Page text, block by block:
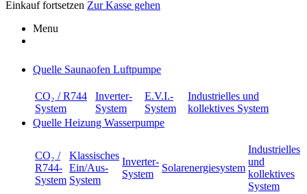
Einkauf fortsetzen Zur Kasse gehen
Menu
Quelle Saunaofen Luftpumpe
CO₂ / R744
System
Inverter-
System
E.V.I.-
System
Industrielles und
kollektives System
Quelle Heizung Wasserpumpe
CO₂ /
R744-
System
Klassisches
Ein/Aus-
System
Inverter-
System
Solarenergiesystem
Industrielles
und
kollektives
System